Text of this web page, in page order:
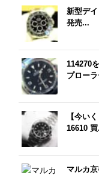
新型デ
発売...
114270
プロー
【今い
16610
マルカ